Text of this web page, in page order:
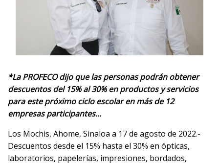
*La PROFECO dijo que las personas podrán obtener
descuentos del 15% al 30% en productos y servicios
para este próximo ciclo escolar en más de 12
empresas participantes…
Los Mochis, Ahome, Sinaloa a 17 de agosto de 2022.-
Descuentos desde el 15% hasta el 30% en ópticas,
laboratorios, papelerías, impresiones, bordados,